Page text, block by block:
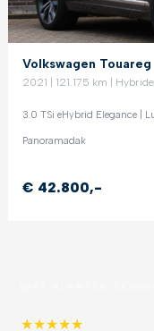
Volkswagen Touareg
2021 | 121.175 km |
3.0 TSi eHybrid Elegance |
Panoramadak
€ 42.800,-
★★★★★